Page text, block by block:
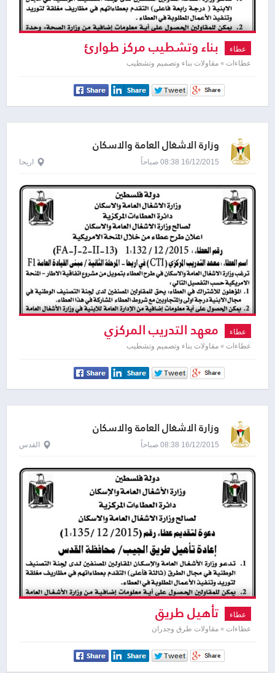
عطاء بناء وتشطيب مركز طوارئ
عطاءات » مقاولات بناء وتصميم وتشطيب
وزارة الاشغال العامة والاسكان
16/12/2015 08:38 صباحاً اريحا
عطاء معهد التدريب المركزي
عطاءات » مقاولات بناء وتصميم وتشطيب
وزارة الاشغال العامة والاسكان
16/12/2015 08:38 صباحاً القدس
عطاء تأهيل طريق
عطاءات » مقاولات طرق وجدران